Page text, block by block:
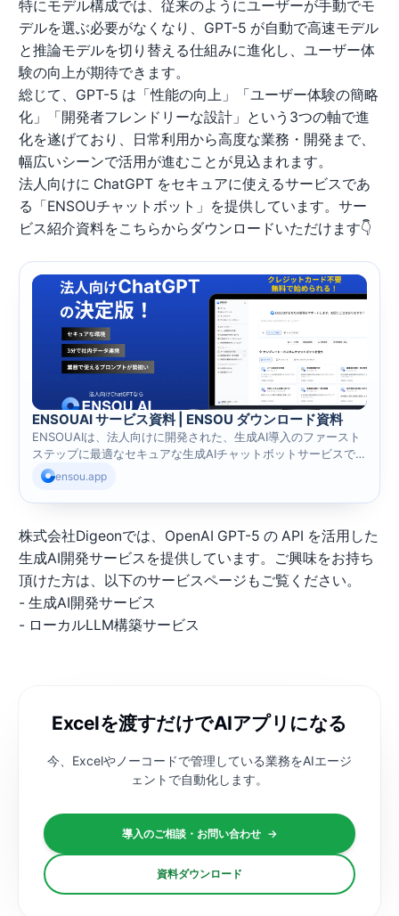
特にモデル構成では、従来のようにユーザーが手動でモ
デルを選ぶ必要がなくなり、GPT-5 が自動で高速モデル
と推論モデルを切り替える仕組みに進化し、ユーザー体
験の向上が期待できます。
総じて、GPT-5 は「性能の向上」「ユーザー体験の簡略
化」「開発者フレンドリーな設計」という3つの軸で進
化を遂げており、日常利用から高度な業務・開発まで、
幅広いシーンで活用が進むことが見込まれます。
法人向けに ChatGPT をセキュアに使えるサービスであ
る「ENSOUチャットボット」を提供しています。サー
ビス紹介資料をこちらからダウンロードいただけます👇
ENSOUAI サービス資料 | ENSOU ダウンロード資料
ENSOUAIは、法人向けに開発された、生成AI導入のファースト
ステップに最適なセキュアな生成AIチャットボットサービスで
す。ensou.app
株式会社Digeonでは、OpenAI GPT-5 の API を活用した
生成AI開発サービスを提供しています。ご興味をお持ち
頂けた方は、以下のサービスページもご覧ください。
- 生成AI開発サービス
- ローカルLLM構築サービス
Excelを渡すだけでAIアプリになる
今、Excelやノーコードで管理している業務をAIエージ
ェントで自動化します。
導入のご相談・お問い合わせ →
資料ダウンロード